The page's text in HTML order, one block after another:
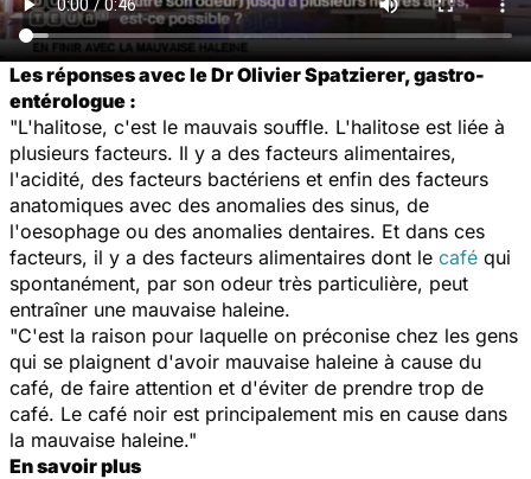
Les réponses avec le Dr Olivier Spatzierer, gastro-
entérologue :
"L'halitose, c'est le mauvais souffle. L'halitose est liée à
plusieurs facteurs. Il y a des facteurs alimentaires,
l'acidité, des facteurs bactériens et enfin des facteurs
anatomiques avec des anomalies des sinus, de
l'oesophage ou des anomalies dentaires. Et dans ces
facteurs, il y a des facteurs alimentaires dont le café qui
spontanément, par son odeur très particulière, peut
entraîner une mauvaise haleine.
"C'est la raison pour laquelle on préconise chez les gens
qui se plaignent d'avoir mauvaise haleine à cause du
café, de faire attention et d'éviter de prendre trop de
café. Le café noir est principalement mis en cause dans
la mauvaise haleine."
En savoir plus